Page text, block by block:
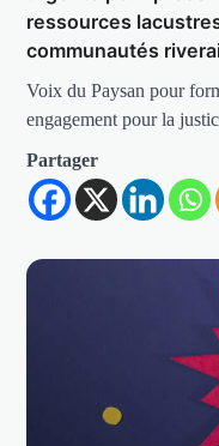
ressources
communautés
Voix du Paysan pour
engagement pour la
Partager